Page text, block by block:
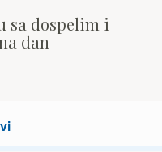
sa dospelim i
dan